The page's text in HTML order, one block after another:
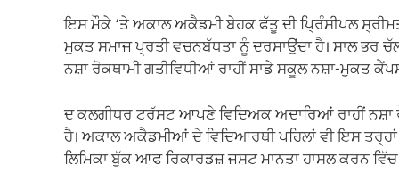
ਇਸ ਮੌਕੇ ‘ਤੇ ਅਕਾਲ ਅਕੈਡਮੀ ਬੇਹਕ ਫੱਤੂ ਦੀ ਪ੍ਰਿੰਸੀਪਲ
ਮੁਕਤ ਸਮਾਜ ਪ੍ਰਤੀ ਵਚਨਬੱਧਤਾ ਨੂੰ ਦਰਸਾਉਂਦਾ ਹੈ। ਸਾਲ ਭਰ
ਨਸ਼ਾ ਰੋਕਥਾਮੀ ਗਤੀਵਿਧੀਆਂ ਰਾਹੀਂ ਸਾਡੇ ਸਕੂਲ ਨਸ਼ਾ-ਮੁਕਤ
ਦ ਕਲਗੀਧਰ ਟਰੱਸਟ ਆਪਣੇ ਵਿਦਿਅਕ ਅਦਾਰਿਆਂ ਰਾਹੀਂ ਨਸ਼ਾ
ਹੈ। ਅਕਾਲ ਅਕੈਡਮੀਆਂ ਦੇ ਵਿਦਿਆਰਥੀ ਪਹਿਲਾਂ ਵੀ ਇਸ
ਲਿਮਿਕਾ ਬੁੱਕ ਆਫ ਰਿਕਾਰਡਜ਼ ਜਸਟ ਮਾਨਤਾ ਹਾਸਲ ਕਰਨ